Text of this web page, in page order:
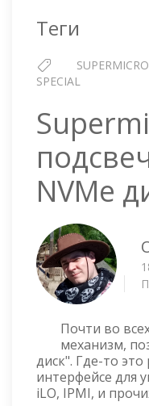
Теги
SUPERMICRO
SPECIAL
NVMe
Почти во
механизм,
диск". Где-то
интерфейсе для
iLO, IPMI, и